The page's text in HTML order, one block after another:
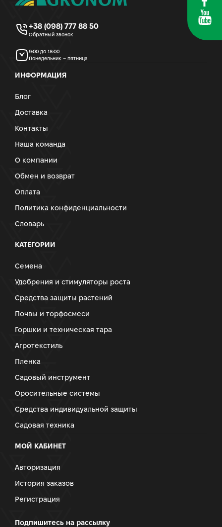
+38 (098) 777 88 50
Обратный звонок
9:00 до 18:00
Понедельник – пятница
ИНФОРМАЦИЯ
Блог
Доставка
Контакты
Наша команда
О компании
Обмен и возврат
Оплата
Политика конфиденциальности
Словарь
КАТЕГОРИИ
Семена
Удобрения и стимуляторы роста
Средства защиты растений
Почвы и торфосмеси
Горшки и техническая тара
Агротекстиль
Пленка
Садовый инструмент
Оросительные системы
Средства индивидуальной защиты
Садовая техника
МОЙ КАБИНЕТ
Авторизация
История заказов
Регистрация
Подпишитесь на рассылку